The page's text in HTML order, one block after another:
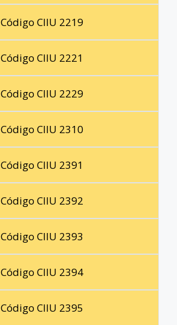
Código CIIU 2219
Código CIIU 2221
Código CIIU 2229
Código CIIU 2310
Código CIIU 2391
Código CIIU 2392
Código CIIU 2393
Código CIIU 2394
Código CIIU 2395